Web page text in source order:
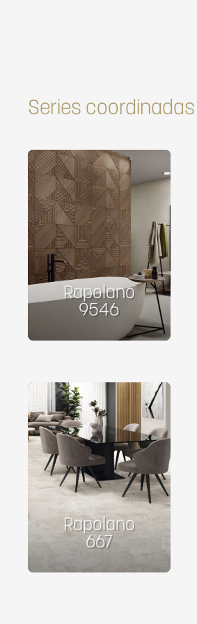
Series coordinadas
Rapolano
9546
Rapolano
667